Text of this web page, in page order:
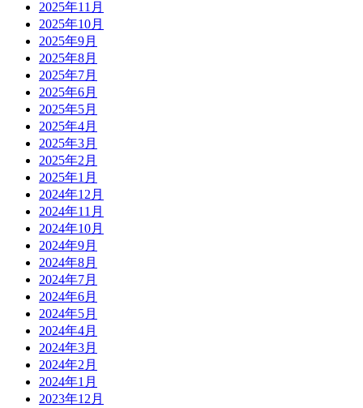
2025年11月
2025年10月
2025年9月
2025年8月
2025年7月
2025年6月
2025年5月
2025年4月
2025年3月
2025年2月
2025年1月
2024年12月
2024年11月
2024年10月
2024年9月
2024年8月
2024年7月
2024年6月
2024年5月
2024年4月
2024年3月
2024年2月
2024年1月
2023年12月